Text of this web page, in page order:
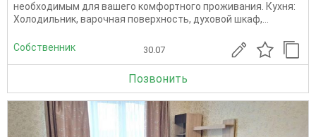
необходимым для вашего комфортного проживания. Кухня:
Холодильник, варочная поверхность, духовой шкаф,...
Собственник 30.07
Позвонить